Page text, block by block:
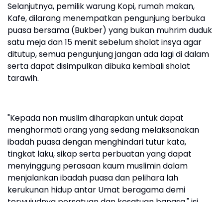
Selanjutnya, pemilik warung Kopi, rumah makan,
Kafe, dilarang menempatkan pengunjung berbuka
puasa bersama (Bukber) yang bukan muhrim duduk
satu meja dan 15 menit sebelum sholat insya agar
ditutup, semua pengunjung jangan ada lagi di dalam
serta dapat disimpulkan dibuka kembali sholat
tarawih.
"Kepada non muslim diharapkan untuk dapat
menghormati orang yang sedang melaksanakan
ibadah puasa dengan menghindari tutur kata,
tingkat laku, sikap serta perbuatan yang dapat
menyinggung perasaan kaum muslimin dalam
menjalankan ibadah puasa dan pelihara lah
kerukunan hidup antar Umat beragama demi